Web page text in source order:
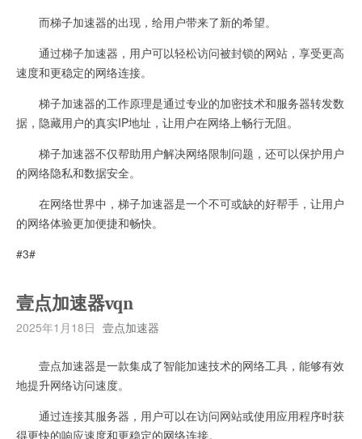
而梯子加速器的出现，给用户带来了新的希望。
通过梯子加速器，用户可以轻松访问被封锁的网站，享受更高
速度和更稳定的网络连接。
梯子加速器的工作原理是通过专业的加密技术和服务器转发数
据，隐藏用户的真实IP地址，让用户在网络上畅行无阻。
梯子加速器不仅帮助用户解决网络限制问题，还可以保护用户
的网络隐私和数据安全。
在网络世界中，梯子加速器是一个不可或缺的好帮手，让用户
的网络体验更加便捷和畅快。
#3#
壹点加速器vqn
2025年1月18日 壹点加速器
壹点加速器是一款集成了智能加速技术的网络工具，能够有效
地提升网络访问速度。
通过连接其服务器，用户可以在访问网站或使用应用程序时获
得更快的响应速度和更稳定的网络连接。